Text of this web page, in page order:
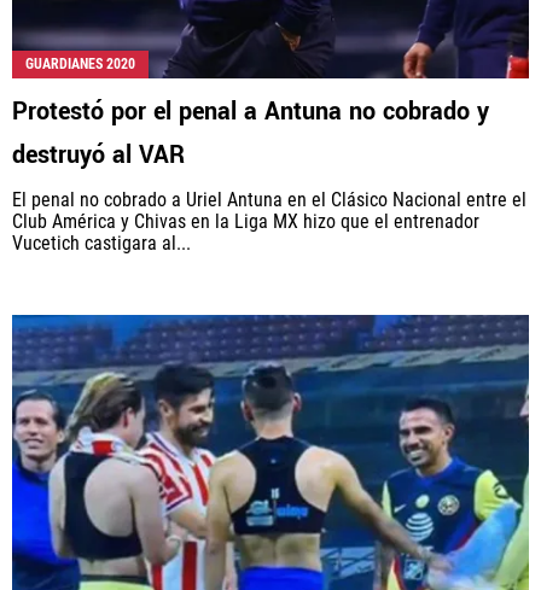
GUARDIANES 2020
Protestó por el penal a Antuna no cobrado y
destruyó al VAR
El penal no cobrado a Uriel Antuna en el Clásico Nacional entre el
Club América y Chivas en la Liga MX hizo que el entrenador
Vucetich castigara al...